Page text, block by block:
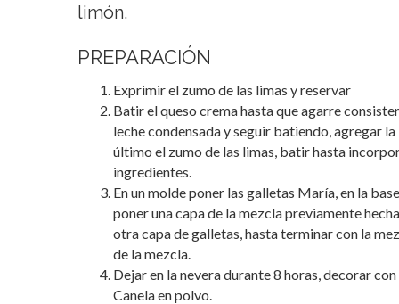
limón.
PREPARACIÓN
Exprimir el zumo de las limas y reservar
Batir el queso crema hasta que agarre
leche condensada y seguir batiendo, agregar
último el zumo de las limas, batir hasta
ingredientes.
En un molde poner las galletas María, en la
poner una capa de la mezcla previamente
otra capa de galletas, hasta terminar con la
de la mezcla.
Dejar en la nevera durante 8 horas, decorar
Canela en polvo.